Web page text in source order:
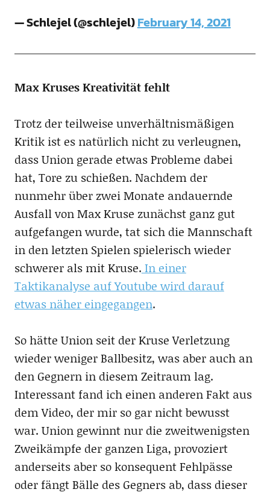
— Schlejel (@schlejel)February 14, 2021
Max Kruses Kreativität fehlt
Trotz der teilweise unverhältnismäßigen
Kritik ist es natürlich nicht zu verleugnen,
dass Union gerade etwas Probleme dabei
hat, Tore zu schießen. Nachdem der
nunmehr über zwei Monate andauernde
Ausfall von Max Kruse zunächst ganz gut
aufgefangen wurde, tat sich die Mannschaft
in den letzten Spielen spielerisch wieder
schwerer als mit Kruse. In einer
Taktikanalyse auf Youtube wird darauf
etwas näher eingegangen.
So hätte Union seit der Kruse Verletzung
wieder weniger Ballbesitz, was aber auch an
den Gegnern in diesem Zeitraum lag.
Interessant fand ich einen anderen Fakt aus
dem Video, der mir so gar nicht bewusst
war. Union gewinnt nur die zweitwenigsten
Zweikämpfe der ganzen Liga, provoziert
anderseits aber so konsequent Fehlpässe
oder fängt Bälle des Gegners ab, dass dieser